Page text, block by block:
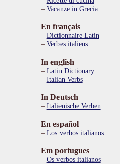
Vacanze in Grecia
En français
Dictionnaire Latin
Verbes italiens
In english
Latin Dictionary
Italian Verbs
In Deutsch
Italienische Verben
En español
Los verbos italianos
Em portugues
Os verbos italianos